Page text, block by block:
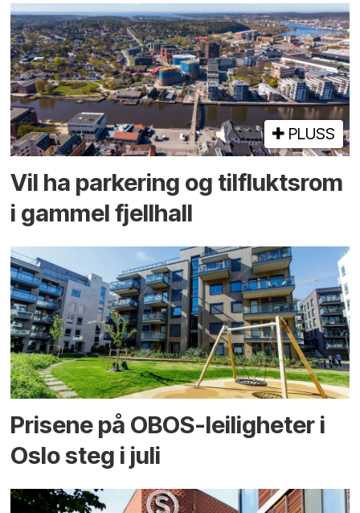
PLUSS
Vil ha parkering og tilflukts­rom
i gammel fjellhall
Prisene på OBOS-leiligheter i
Oslo steg i juli